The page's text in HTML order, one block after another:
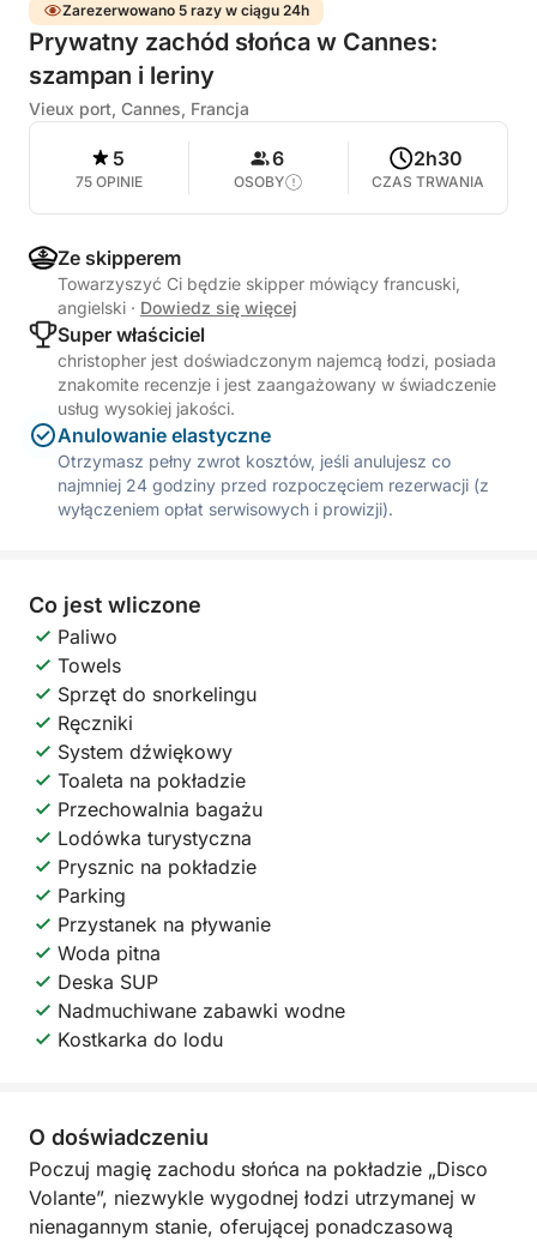
Zarezerwowano 5 razy w ciągu 24h
Prywatny zachód słońca w Cannes:
szampan i leriny
Vieux port, Cannes, Francja
5
75 OPINIE
6
OSOBY
2h30
CZAS TRWANIA
Ze skipperem
Towarzyszyć Ci będzie skipper mówiący francuski,
angielski · Dowiedz się więcej
Super właściciel
christopher jest doświadczonym najemcą łodzi, posiada
znakomite recenzje i jest zaangażowany w świadczenie
usług wysokiej jakości.
Anulowanie elastyczne
Otrzymasz pełny zwrot kosztów, jeśli anulujesz co
najmniej 24 godziny przed rozpoczęciem rezerwacji (z
wyłączeniem opłat serwisowych i prowizji).
Co jest wliczone
Paliwo
Towels
Sprzęt do snorkelingu
Ręczniki
System dźwiękowy
Toaleta na pokładzie
Przechowalnia bagażu
Lodówka turystyczna
Prysznic na pokładzie
Parking
Przystanek na pływanie
Woda pitna
Deska SUP
Nadmuchiwane zabawki wodne
Kostkarka do lodu
O doświadczeniu
Poczuj magię zachodu słońca na pokładzie „Disco
Volante”, niezwykle wygodnej łodzi utrzymanej w
nienagannym stanie, oferującej ponadczasową